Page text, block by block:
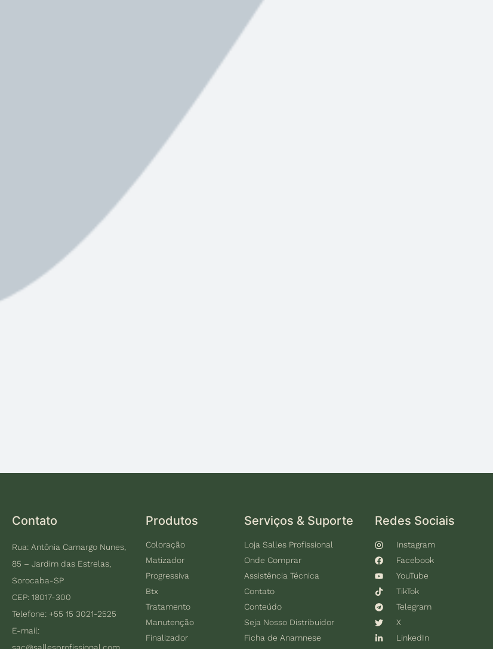
Contato
Rua: Antônia Camargo Nunes,
85 – Jardim das Estrelas,
Sorocaba-SP
CEP: 18017-300
Telefone: +55 15 3021-2525
E-mail:
Produtos
Coloração
Matizador
Progressiva
Btx
Tratamento
Manutenção
Finalizador
Serviços & Suporte
Loja Salles Profissional
Onde Comprar
Assistência Técnica
Contato
Conteúdo
Seja Nosso Distribuidor
Ficha de Anamnese
Redes Sociais
Instagram
Facebook
YouTube
TikTok
Telegram
X
LinkedIn